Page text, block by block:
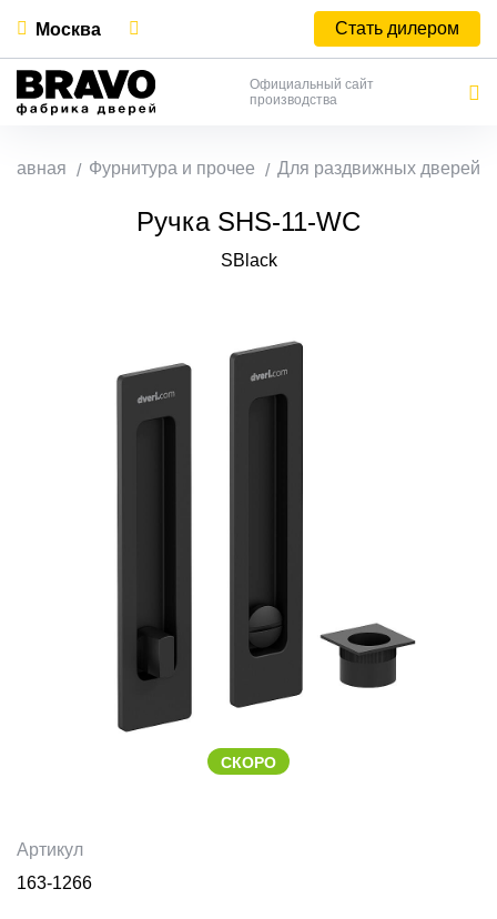
Москва Стать дилером
Официальный сайт
производства
Фурнитура и прочее Для раздвижных дверей
Ручка SHS-11-WC
SBlack
СКОРО
Артикул
163-1266